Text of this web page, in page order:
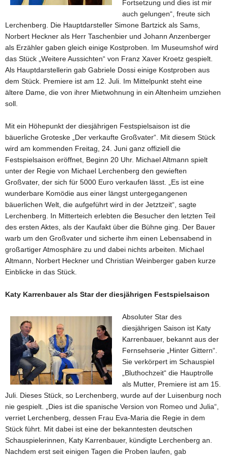
Fortsetzung und dies ist mir
auch gelungen“, freute sich
Lerchenberg. Die Hauptdarsteller Simone Bartzick als Sams,
Norbert Heckner als Herr Taschenbier und Johann Anzenberger
als Erzähler gaben gleich einige Kostproben. Im Museumshof wird
das Stück „Weitere Aussichten“ von Franz Xaver Kroetz gespielt.
Als Hauptdarstellerin gab Gabriele Dossi einige Kostproben aus
dem Stück. Premiere ist am 12. Juli. Im Mittelpunkt steht eine
ältere Dame, die von ihrer Mietwohnung in ein Altenheim umziehen
soll.
Mit ein Höhepunkt der diesjährigen Festspielsaison ist die
bäuerliche Groteske „Der verkaufte Großvater“. Mit diesem Stück
wird am kommenden Freitag, 24. Juni ganz offiziell die
Festspielsaison eröffnet, Beginn 20 Uhr. Michael Altmann spielt
unter der Regie von Michael Lerchenberg den gewieften
Großvater, der sich für 5000 Euro verkaufen lässt. „Es ist eine
wunderbare Komödie aus einer längst untergegangenen
bäuerlichen Welt, die aufgeführt wird in der Jetztzeit“, sagte
Lerchenberg. In Mitterteich erlebten die Besucher den letzten Teil
des ersten Aktes, als der Kaufakt über die Bühne ging. Der Bauer
warb um den Großvater und sicherte ihm einen Lebensabend in
großartiger Atmosphäre zu und dabei nichts arbeiten. Michael
Altmann, Norbert Heckner und Christian Weinberger gaben kurze
Einblicke in das Stück.
Katy Karrenbauer als Star der diesjährigen Festspielsaison
Absoluter Star des
diesjährigen Saison ist Katy
Karrenbauer, bekannt aus der
Fernsehserie „Hinter Gittern“.
Sie verkörpert im Schauspiel
„Bluthochzeit“ die Hauptrolle
als Mutter, Premiere ist am 15.
Juli. Dieses Stück, so Lerchenberg, wurde auf der Luisenburg noch
nie gespielt. „Dies ist die spanische Version von Romeo und Julia“,
verriet Lerchenberg, dessen Frau Eva-Maria die Regie in dem
Stück führt. Mit dabei ist eine der bekanntesten deutschen
Schauspielerinnen, Katy Karrenbauer, kündigte Lerchenberg an.
Nachdem erst seit einigen Tagen die Proben laufen, gab